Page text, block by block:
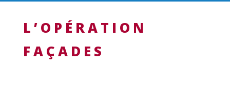
L’OPÉRATION
FAÇADES